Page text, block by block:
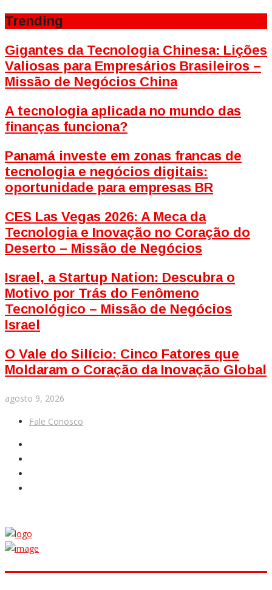
Trending
Gigantes da Tecnologia Chinesa: Lições
Valiosas para Empresários Brasileiros –
Missão de Negócios China
A tecnologia aplicada no mundo das
finanças funciona?
Panamá investe em zonas francas de
tecnologia e negócios digitais:
oportunidade para empresas BR
CES Las Vegas 2026: A Meca da
Tecnologia e Inovação no Coração do
Deserto – Missão de Negócios
Israel, a Startup Nation: Descubra o
Motivo por Trás do Fenômeno
Tecnológico – Missão de Negócios
Israel
O Vale do Silício: Cinco Fatores que
Moldaram o Coração da Inovação Global
agosto 9, 2026
Fale Conosco